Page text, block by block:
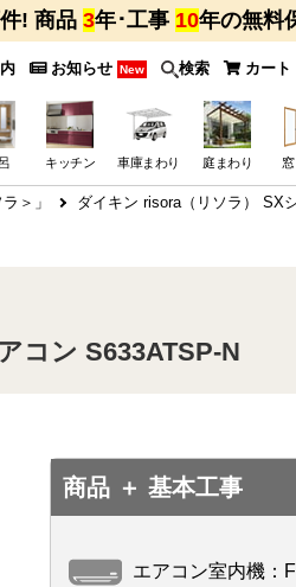
! 商品 3年･工事 10年の無料
お知らせ New 検索 カート
キッチン 車庫まわり 庭まわり
＞」 ダイキン risora（リソラ） SX
コン S633ATSP-N
商品 ＋ 基本工事
エアコン室内機：